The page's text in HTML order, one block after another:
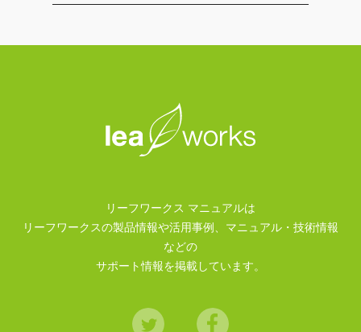
リーフワークス マニュアルは
リーフワークスの製品情報や活用事例、マニュアル・技術情報
などの
サポート情報を掲載しています。
Twitter